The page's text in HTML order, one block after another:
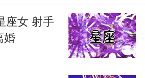
座女 射手
婚